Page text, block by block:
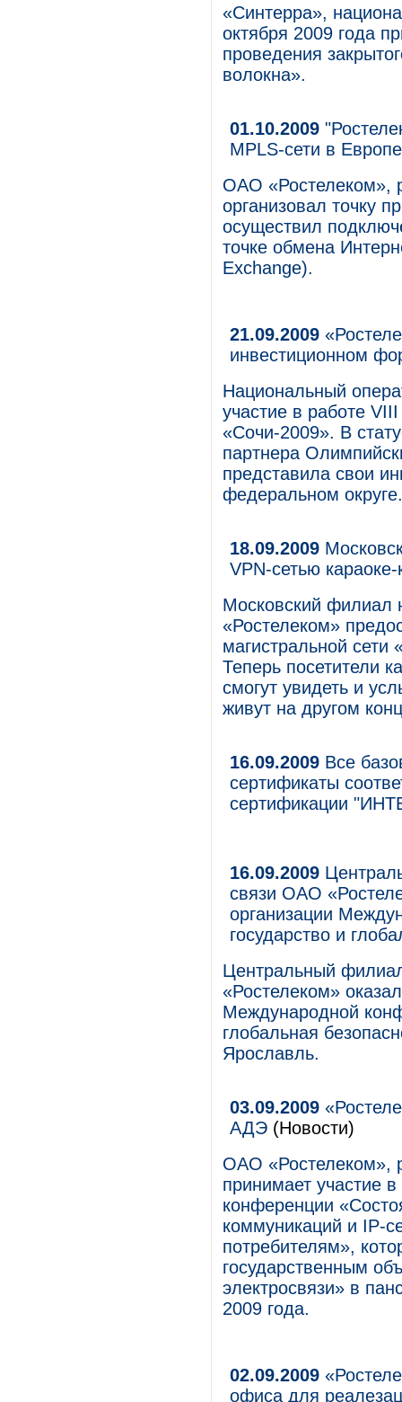
«Синтерра»,
октября 2009 года
проведения
волокна».
01.10.2009
MPLS-сети в Европе
ОАО «Ростелеком»,
организовал точку
осуществил
точке обмена
Exchange).
21.09.2009
инвестиционном
Национальный
участие в работе
«Сочи-2009». В
партнера
представила свои
федеральном округе.
18.09.2009
VPN-сетью
Московский филиал
«Ростелеком»
магистральной сети
Теперь посетители
смогут увидеть и
живут на другом
16.09.2009 Все
сертификаты
сертификации
16.09.2009
связи ОАО
организации
государство и
Центральный
«Ростелеком»
Международной
глобальная
Ярославль.
03.09.2009
АДЭ (Новости)
ОАО «Ростелеком»,
принимает участие
конференции
коммуникаций и IP-
потребителям»,
государственным
электросвязи» в
2009 года.
02.09.2009
офиса для